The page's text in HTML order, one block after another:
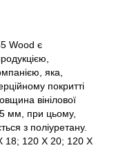
Wood є
яка,
покритті
вінілової
мм, при цьому,
з поліуретану.
18; 120 Х 20; 120 Х